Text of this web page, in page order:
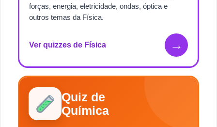
forças, energia, eletricidade, ondas, óptica e
outros temas da Física.
Ver quizzes de Física →
Quiz de
Química